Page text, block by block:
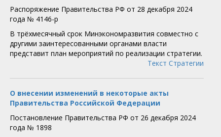
Распоряжение Правительства РФ от 28 декабря 2024
года № 4146-р
В трёхмесячный срок Минэкономразвития совместно с
другими заинтересованными органами власти
представит план мероприятий по реализации стратегии.
Текст Стратегии
О внесении изменений в некоторые акты
Правительства Российской Федерации
Постановление Правительства РФ от 26 декабря 2024
года № 1898